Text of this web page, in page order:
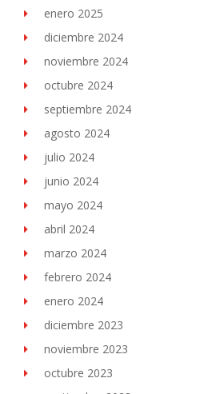
enero 2025
diciembre 2024
noviembre 2024
octubre 2024
septiembre 2024
agosto 2024
julio 2024
junio 2024
mayo 2024
abril 2024
marzo 2024
febrero 2024
enero 2024
diciembre 2023
noviembre 2023
octubre 2023